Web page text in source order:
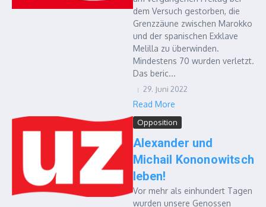
dem Versuch gestorben, die
Grenzzäune zwischen Marokko
und der spanischen Exklave
Melilla zu überwinden.
Mindestens 70 wurden verletzt.
Das beric...
29. Juni 2022
Read More
Opposition
Alexander und
Michail Kononowitsch
leben!
Vor mehr als einhundert Tagen
wurden unsere Genossen